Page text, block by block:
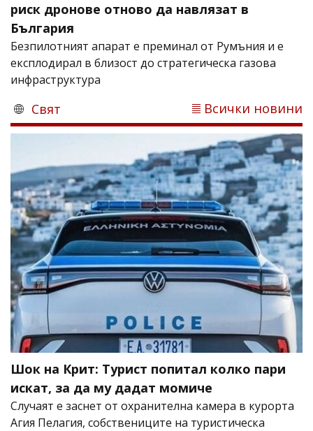
риск дронове отново да навлязат в
България
Безпилотният апарат е преминал от Румъния и е
експлодирал в близост до стратегическа газова
инфраструктура
Свят Всички новини
Шок на Крит: Турист попитал колко пари
искат, за да му дадат момиче
Случаят е заснет от охранителна камера в курорта
Агия Пелагия, собствениците на туристическа